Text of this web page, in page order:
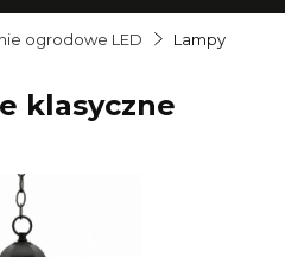
ogrodowe LED
Lampy
klasyczne